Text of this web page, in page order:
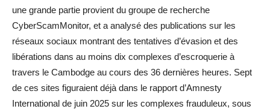
une grande partie provient du groupe de recherche
CyberScamMonitor, et a analysé des publications sur les
réseaux sociaux montrant des tentatives d’évasion et des
libérations dans au moins dix complexes d’escroquerie à
travers le Cambodge au cours des 36 dernières heures. Sept
de ces sites figuraient déjà dans le rapport d’Amnesty
International de juin 2025 sur les complexes frauduleux, sous